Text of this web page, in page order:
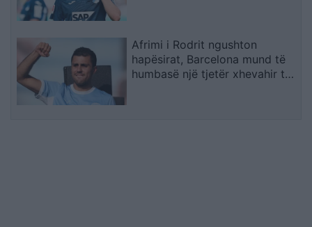
Afrimi i Rodrit ngushton
hapësirat, Barcelona mund të
humbasë një tjetër xhevahir të